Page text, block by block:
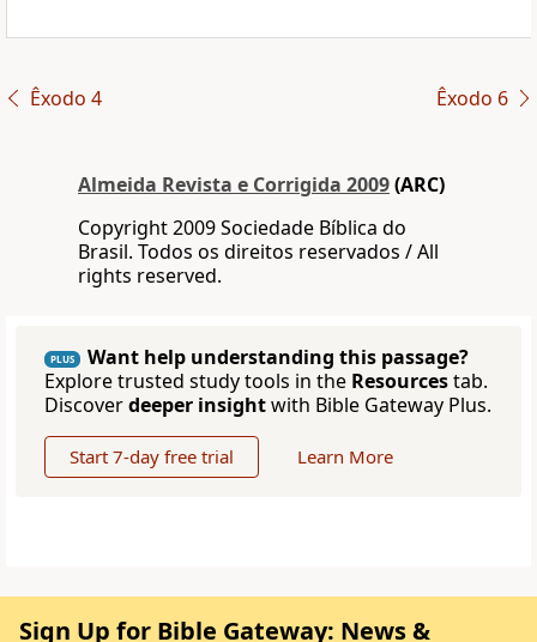
Êxodo 4 Êxodo 6
Almeida Revista e Corrigida 2009(ARC)
Copyright 2009 Sociedade Bíblica do
Brasil. Todos os direitos reservados / All
rights reserved.
PLUS
Want help understanding this passage?
Explore trusted study tools in the Resourcestab.
Discoverdeeper insightwith Bible Gateway Plus.
Start 7-day free trial Learn More
Sign Up for Bible Gateway: News &